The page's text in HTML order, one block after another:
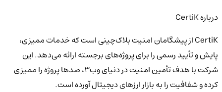
درباره CertiK
CertiK از پیشگامان امنیت بلاک‌چینی است که خدمات ممیزی،
پایش و تأیید رسمی را برای پروژه‌های برجسته ارائه می‌دهد. این
شرکت با هدف تأمین امنیت در دنیای وب۳، صدها پروژه را ممیزی
کرده و شفافیت را به بازار ارزهای دیجیتال آورده است.